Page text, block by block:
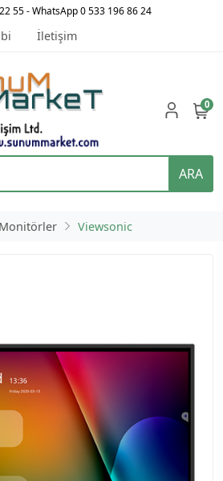
55 - WhatsApp 0 533 196 86 24
İletişim
ARA
0
Viewsonic